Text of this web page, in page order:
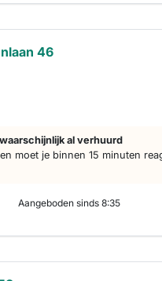
46
al verhuurd
moet je binnen 15 minuten
Aangeboden sinds 8:35